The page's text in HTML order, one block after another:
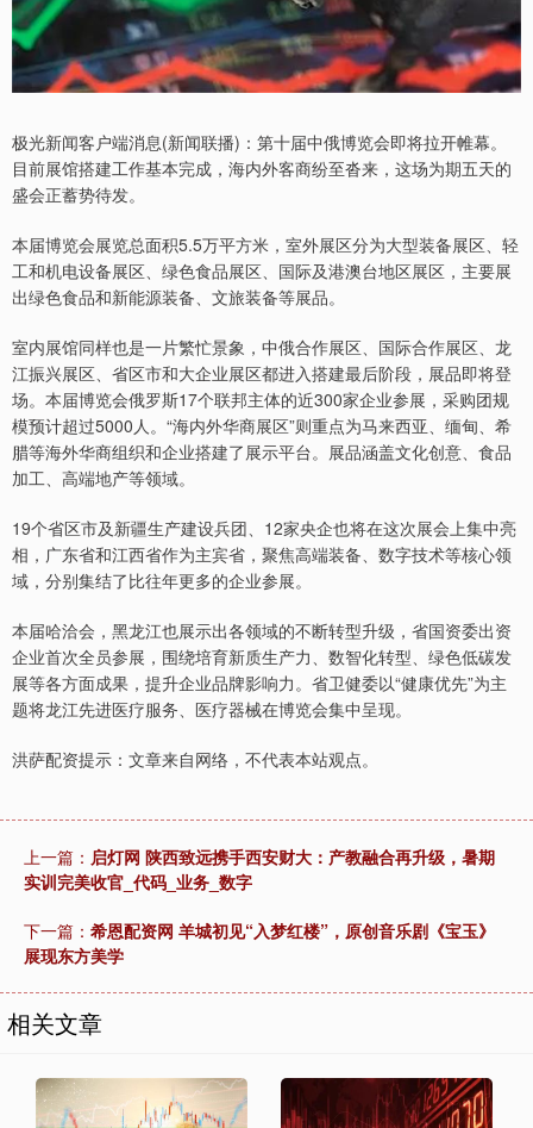
极光新闻客户端消息(新闻联播)：第十届中俄博览会即将拉开帷幕。
目前展馆搭建工作基本完成，海内外客商纷至沓来，这场为期五天的
盛会正蓄势待发。
本届博览会展览总面积5.5万平方米，室外展区分为大型装备展区、轻
工和机电设备展区、绿色食品展区、国际及港澳台地区展区，主要展
出绿色食品和新能源装备、文旅装备等展品。
室内展馆同样也是一片繁忙景象，中俄合作展区、国际合作展区、龙
江振兴展区、省区市和大企业展区都进入搭建最后阶段，展品即将登
场。本届博览会俄罗斯17个联邦主体的近300家企业参展，采购团规
模预计超过5000人。“海内外华商展区”则重点为马来西亚、缅甸、希
腊等海外华商组织和企业搭建了展示平台。展品涵盖文化创意、食品
加工、高端地产等领域。
19个省区市及新疆生产建设兵团、12家央企也将在这次展会上集中亮
相，广东省和江西省作为主宾省，聚焦高端装备、数字技术等核心领
域，分别集结了比往年更多的企业参展。
本届哈洽会，黑龙江也展示出各领域的不断转型升级，省国资委出资
企业首次全员参展，围绕培育新质生产力、数智化转型、绿色低碳发
展等各方面成果，提升企业品牌影响力。省卫健委以“健康优先”为主
题将龙江先进医疗服务、医疗器械在博览会集中呈现。
洪萨配资提示：文章来自网络，不代表本站观点。
上一篇： 启灯网 陕西致远携手西安财大：产教融合再升级，暑期
实训完美收官_代码_业务_数字
下一篇： 希恩配资网 羊城初见“入梦红楼”，原创音乐剧《宝玉》
展现东方美学
相关文章